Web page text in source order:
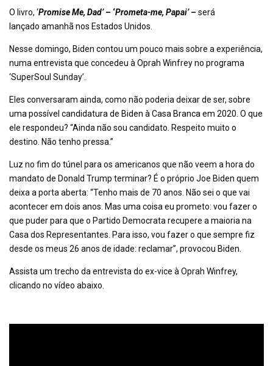
O livro, ‘Promise Me, Dad’– ‘Prometa-me, Papai’ –será
lançado amanhã nos Estados Unidos.
Nesse domingo, Biden contou um pouco mais sobre a experiência,
numa entrevista que concedeu à Oprah Winfrey no programa
‘SuperSoul Sunday’.
Eles conversaram ainda, como não poderia deixar de ser, sobre
uma possível candidatura de Biden à Casa Branca em 2020. O que
ele respondeu? “Ainda não sou candidato. Respeito muito o
destino. Não tenho pressa.”
Luz no fim do túnel para os americanos que não veem a hora do
mandato de Donald Trump terminar? É o próprio Joe Biden quem
deixa a porta aberta: “Tenho mais de 70 anos. Não sei o que vai
acontecer em dois anos. Mas uma coisa eu prometo: vou fazer o
que puder para que o Partido Democrata recupere a maioria na
Casa dos Representantes. Para isso, vou fazer o que sempre fiz
desde os meus 26 anos de idade: reclamar”, provocou Biden.
Assista um trecho da entrevista do ex-vice à Oprah Winfrey,
clicando no vídeo abaixo.